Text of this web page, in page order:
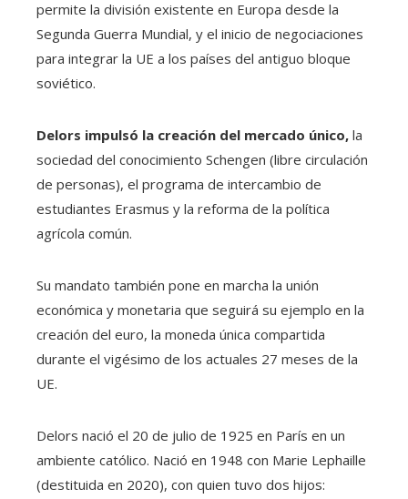
permite la división existente en Europa desde la
Segunda Guerra Mundial, y el inicio de negociaciones
para integrar la UE a los países del antiguo bloque
soviético.
Delors impulsó la creación del mercado único, la
sociedad del conocimiento Schengen (libre circulación
de personas), el programa de intercambio de
estudiantes Erasmus y la reforma de la política
agrícola común.
Su mandato también pone en marcha la unión
económica y monetaria que seguirá su ejemplo en la
creación del euro, la moneda única compartida
durante el vigésimo de los actuales 27 meses de la
UE.
Delors nació el 20 de julio de 1925 en París en un
ambiente católico. Nació en 1948 con Marie Lephaille
(destituida en 2020), con quien tuvo dos hijos: